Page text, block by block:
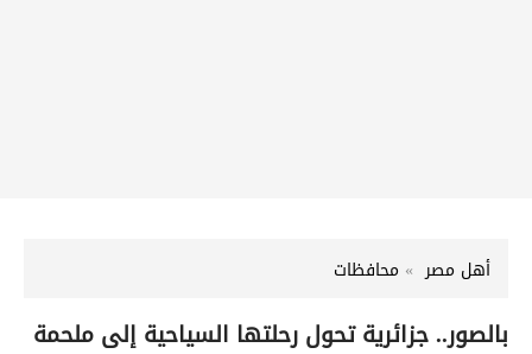
أهل مصر محافظات
بالصور.. جزائرية تحول رحلتها السياحية إلى ملحمة